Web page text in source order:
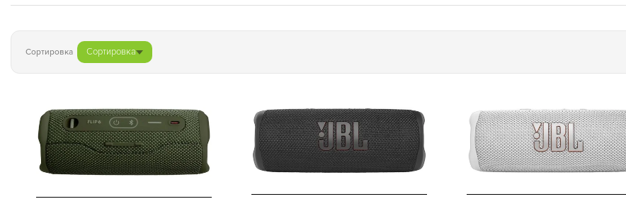
Сортировка Сортировка